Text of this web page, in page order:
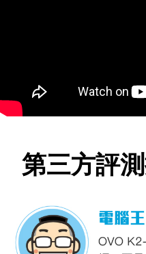
第三方評